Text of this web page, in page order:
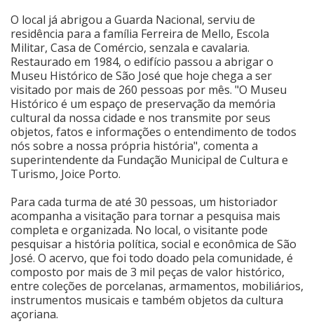
Anuncie
Fale Conosco
O local já abrigou a Guarda Nacional, serviu de
residência para a família Ferreira de Mello, Escola
Militar, Casa de Comércio, senzala e cavalaria.
Restaurado em 1984, o edifício passou a abrigar o
Museu Histórico de São José que hoje chega a ser
visitado por mais de 260 pessoas por mês. "O Museu
Histórico é um espaço de preservação da memória
cultural da nossa cidade e nos transmite por seus
objetos, fatos e informações o entendimento de todos
nós sobre a nossa própria história", comenta a
superintendente da Fundação Municipal de Cultura e
Turismo, Joice Porto.
Para cada turma de até 30 pessoas, um historiador
acompanha a visitação para tornar a pesquisa mais
completa e organizada. No local, o visitante pode
pesquisar a história política, social e econômica de São
José. O acervo, que foi todo doado pela comunidade, é
composto por mais de 3 mil peças de valor histórico,
entre coleções de porcelanas, armamentos, mobiliários,
instrumentos musicais e também objetos da cultura
açoriana.